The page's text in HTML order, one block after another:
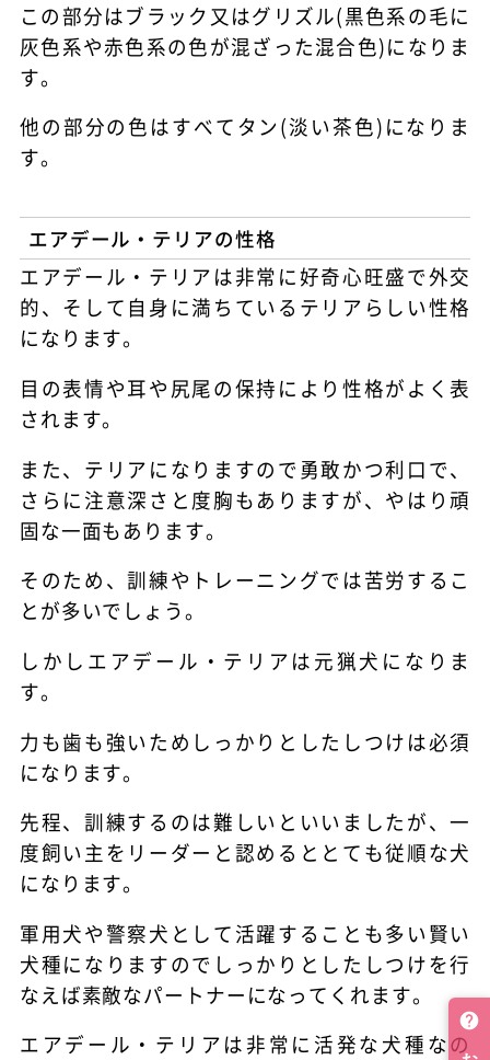
この部分はブラック又はグリズル(黒色系の毛に
灰色系や赤色系の色が混ざった混合色)になりま
す。
他の部分の色はすべてタン(淡い茶色)になりま
す。
エアデール・テリアの性格
エアデール・テリアは非常に好奇心旺盛で外交
的、そして自身に満ちているテリアらしい性格
になります。
目の表情や耳や尻尾の保持により性格がよく表
されます。
また、テリアになりますので勇敢かつ利口で、
さらに注意深さと度胸もありますが、やはり頑
固な一面もあります。
そのため、訓練やトレーニングでは苦労するこ
とが多いでしょう。
しかしエアデール・テリアは元猟犬になりま
す。
力も歯も強いためしっかりとしたしつけは必須
になります。
先程、訓練するのは難しいといいましたが、一
度飼い主をリーダーと認めるととても従順な犬
になります。
軍用犬や警察犬として活躍することも多い賢い
犬種になりますのでしっかりとしたしつけを行
なえば素敵なパートナーになってくれます。
エアデール・テリアは非常に活発な犬種なの